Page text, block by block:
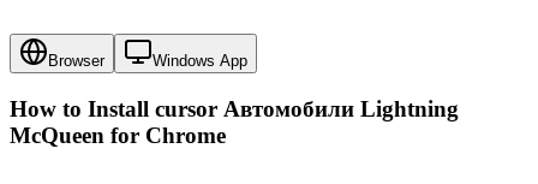
Browser Windows App
How to Install cursor Автомобили Lightning
McQueen for Chrome